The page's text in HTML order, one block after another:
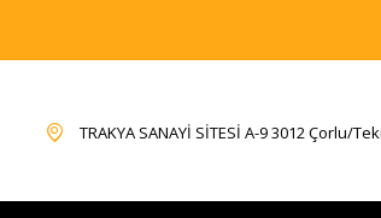
TRAKYA SANAYİ SİTESİ A-9 3012 Çorlu/